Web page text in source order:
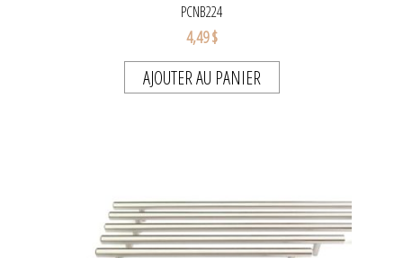
PCNB224
4,49 $
AJOUTER AU PANIER